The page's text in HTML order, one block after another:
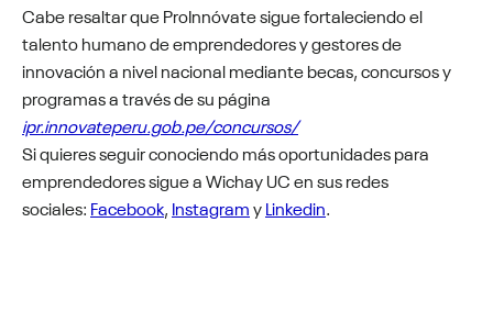
Cabe resaltar que ProInnóvate sigue fortaleciendo el
talento humano de emprendedores y gestores de
innovación a nivel nacional mediante becas, concursos y
programas a través de su página
ipr.innovateperu.gob.pe/concursos/
Si quieres seguir conociendo más oportunidades para
emprendedores sigue a Wichay UC en sus redes
sociales: Facebook, InstagramyLinkedin.